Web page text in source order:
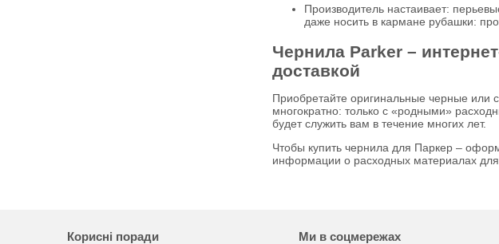
Производитель настаивает:
даже носить в кармане рубашки:
Чернила Parker –
доставкой
Приобретайте оригинальные черные или
многократно: только с «родными»
будет служить вам в течение многих лет.
Чтобы купить чернила для Паркер –
информации о расходных материалах для
Корисні поради Ми в соцмережах